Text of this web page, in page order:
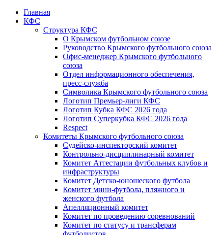
Главная
КФС
Структура КФС
О Крымском футбольном союзе
Руководство Крымского футбольного союза
Офис-менеджер Крымского футбольного
союза
Отдел информационного обеспечения,
пресс-служба
Символика Крымского футбольного союза
Логотип Премьер-лиги КФС
Логотип Кубка КФС 2026 года
Логотип Суперкубка КФС 2026 года
Respect
Комитеты Крымского футбольного союза
Судейско-инспекторский комитет
Контрольно-дисциплинарный комитет
Комитет Аттестации футбольных клубов и
инфраструктуры
Комитет Детско-юношеского футбола
Комитет мини-футбола, пляжного и
женского футбола
Апелляционный комитет
Комитет по проведению соревнований
Комитет по статусу и трансферам